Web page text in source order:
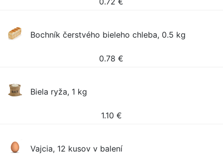
Bochník čerstvého bieleho chleba, 0.5 kg
0.78 €
Biela ryža, 1 kg
1.10 €
Vajcia, 12 kusov v balení